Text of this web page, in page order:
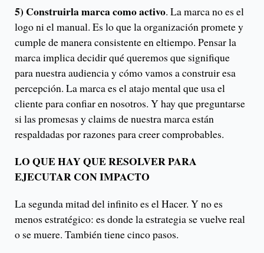
5) Construirla marca como activo. La marca no es el
logo ni el manual. Es lo que la organización promete y
cumple de manera consistente en eltiempo. Pensar la
marca implica decidir qué queremos que signifique
para nuestra audiencia y cómo vamos a construir esa
percepción. La marca es el atajo mental que usa el
cliente para confiar en nosotros. Y hay que preguntarse
si las promesas y claims de nuestra marca están
respaldadas por razones para creer comprobables.
LO QUE HAY QUE RESOLVER PARA
EJECUTAR CON IMPACTO
La segunda mitad del infinito es el Hacer. Y no es
menos estratégico: es donde la estrategia se vuelve real
o se muere. También tiene cinco pasos.